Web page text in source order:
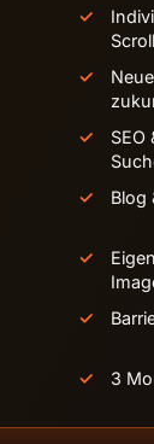
SEO
Blog
3